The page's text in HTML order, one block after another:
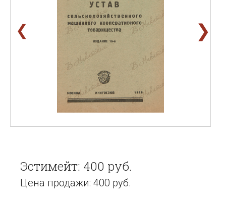
❮ ❯
Эстимейт: 400 руб.
Цена продажи: 400 руб.